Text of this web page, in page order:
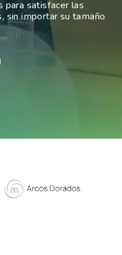
para satisfacer las
sin importar su tamaño